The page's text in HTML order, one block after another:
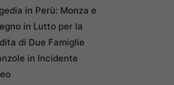
in Perù: Monza e
in Lutto per la
di Due Famiglie
in Incidente